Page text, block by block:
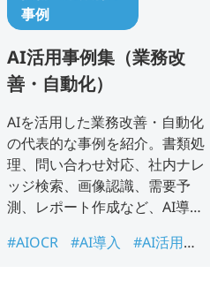
事例
AI活用事例集（業務改
善・自動化）
AIを活用した業務改善・自動化
の代表的な事例を紹介。書類処
理、問い合わせ対応、社内ナレ
ッジ検索、画像認識、需要予
測、レポート作成など、AI導入
けの事例集です。
#AIOCR #AI導入
#AI活用事